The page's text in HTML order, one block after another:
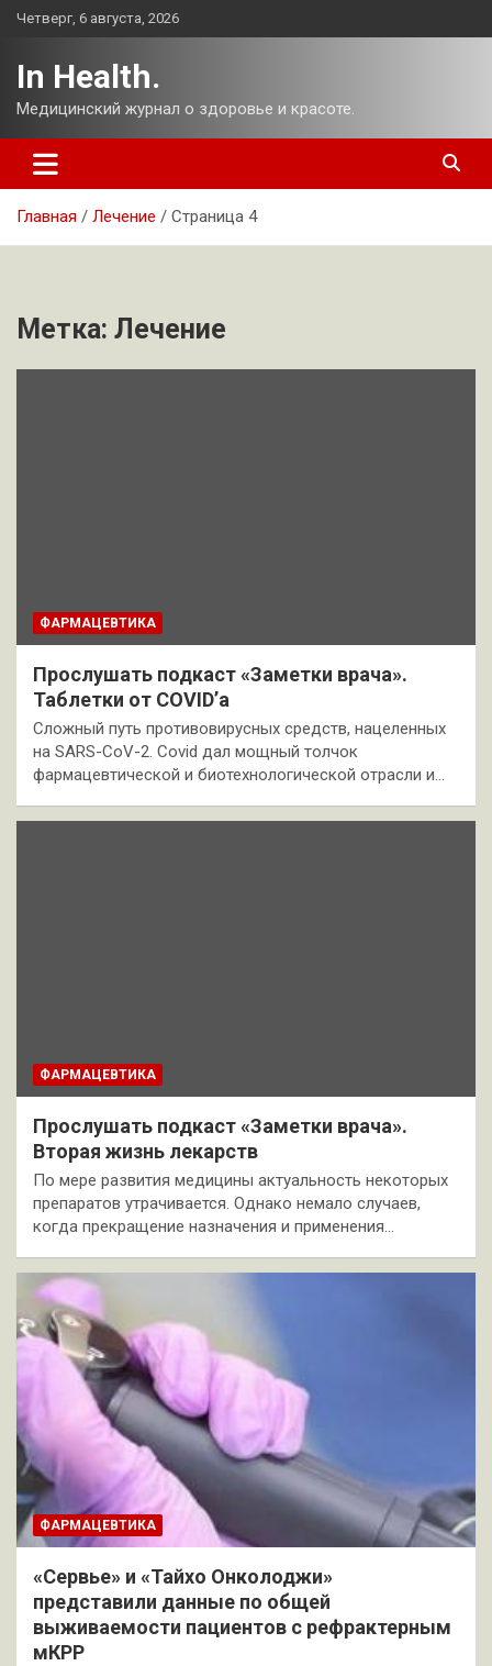
Перейти
Четверг, 6 августа, 2026
In Health.
Медицинский журнал о здоровье и красоте.
Главная Лечение Страница 4
Метка: Лечение
ФАРМАЦЕВТИКА
Прослушать подкаст «Заметки врача».
Таблетки от COVID’a
Сложный путь противовирусных средств, нацеленных
на SARS-CoV-2. Covid дал мощный толчок
фармацевтической и биотехнологической отрасли и…
ФАРМАЦЕВТИКА
Прослушать подкаст «Заметки врача».
Вторая жизнь лекарств
По мере развития медицины актуальность некоторых
препаратов утрачивается. Однако немало случаев,
когда прекращение назначения и применения…
ФАРМАЦЕВТИКА
«Сервье» и «Тайхо Онколоджи»
представили данные по общей
выживаемости пациентов с рефрактерным
мКРР